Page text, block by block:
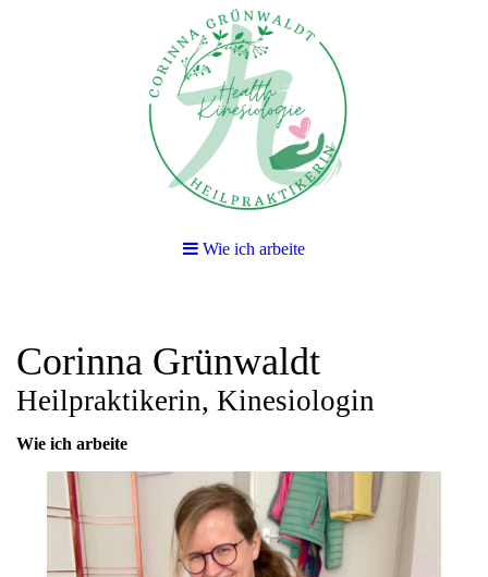
Wie ich arbeite
Corinna Grünwaldt
Heilpraktikerin, Kinesiologin
Wie ich arbeite